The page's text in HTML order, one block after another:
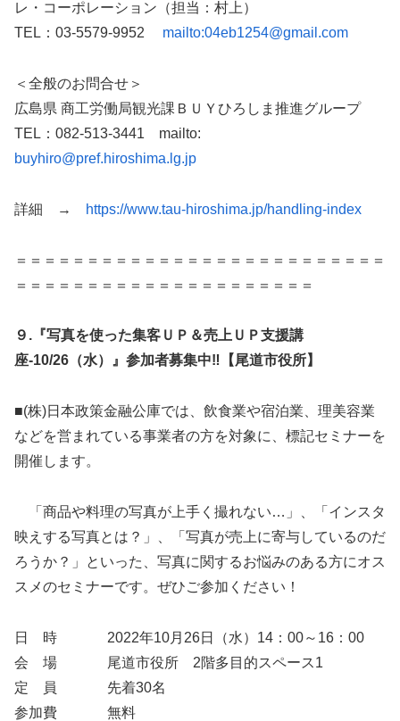
レ・コーポレーション（担当：村上）
TEL：03-5579-9952 mailto:04eb1254@gmail.com
＜全般のお問合せ＞
広島県 商工労働局観光課ＢＵＹひろしま推進グループ
TEL：082-513-3441 mailto:
buyhiro@pref.hiroshima.lg.jp
詳細 → https://www.tau-hiroshima.jp/handling-index
＝＝＝＝＝＝＝＝＝＝＝＝＝＝＝＝＝＝＝＝＝＝＝＝＝＝
＝＝＝＝＝＝＝＝＝＝＝＝＝＝＝＝＝＝＝＝＝
９.『写真を使った集客ＵＰ＆売上ＵＰ支援講
座-10/26（水）』参加者募集中‼【尾道市役所】
■(株)日本政策金融公庫では、飲食業や宿泊業、理美容業
などを営まれている事業者の方を対象に、標記セミナーを
開催します。
「商品や料理の写真が上手く撮れない…」、「インスタ
映えする写真とは？」、「写真が売上に寄与しているのだ
ろうか？」といった、写真に関するお悩みのある方にオス
スメのセミナーです。ぜひご参加ください！
日 時 2022年10月26日（水）14：00～16：00
会 場 尾道市役所 2階多目的スペース1
定 員 先着30名
参加費 無料